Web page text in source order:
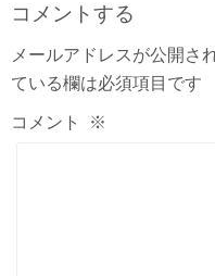
コメントする
メールアドレスが公開さ
ている欄は必須項目です
コメント ※